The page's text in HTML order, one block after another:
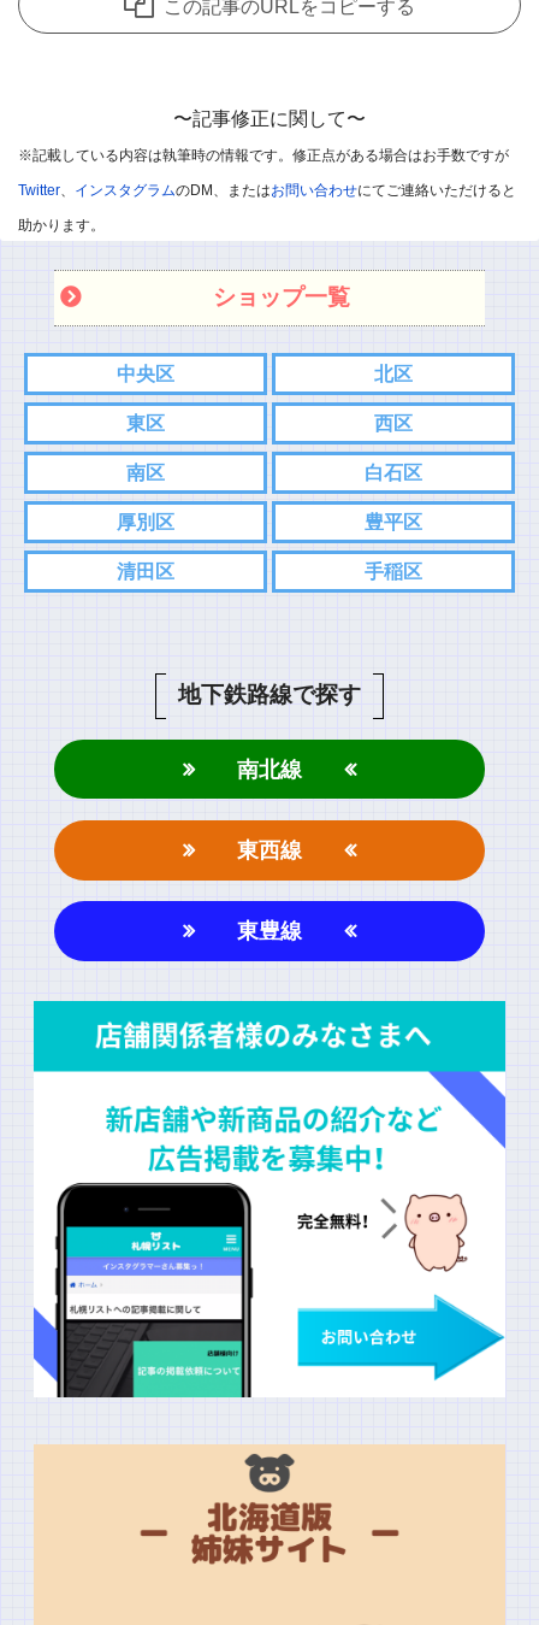
有できることを主な目的として開放しているのですが、
させていただきます。
思います。
※承認制としました
また記事内容へのご質問などありましたら、コメント欄ではなく
各SNS、もしくはお問い合わせフォームからご連絡お願い致しま
こちらの方がスムーズにやり取りできるので。
⇨Twitter
インスタグラム
この記事のURLをコピーする
〜記事修正に関して〜
※記載している内容は執筆時の情報です。修正点がある場合はお手数ですが
Twitter インスタグラムのDM、またはお問い合わせにてご連絡いただけると
助かります。
ショップ一覧
中央区 北区
東区 西区
南区 白石区
厚別区 豊平区
清田区 手稲区
地下鉄路線で探す
南北線
東西線
東豊線